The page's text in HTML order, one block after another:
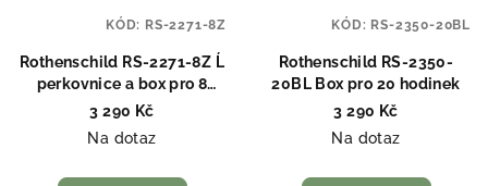
Rothenschild RS-2271-8Z Ĺ
perkovnice a box pro 8
hodinek
3 290 Kč
Na dotaz
KÓD: RS-2271-8Z
Rothenschild RS-2350-
20BL Box pro 20 hodinek
3 290 Kč
Na dotaz
KÓD: RS-2350-20BL